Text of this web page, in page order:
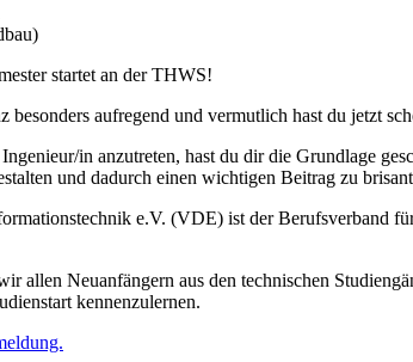
startet an der THWS!
besonders aufregend und vermutlich hast du jetzt
in anzutreten, hast du dir die Grundlage
und dadurch einen wichtigen Beitrag zu
e.V. (VDE) ist der Berufsverband
Neuanfängern aus den technischen
kennenzulernen.